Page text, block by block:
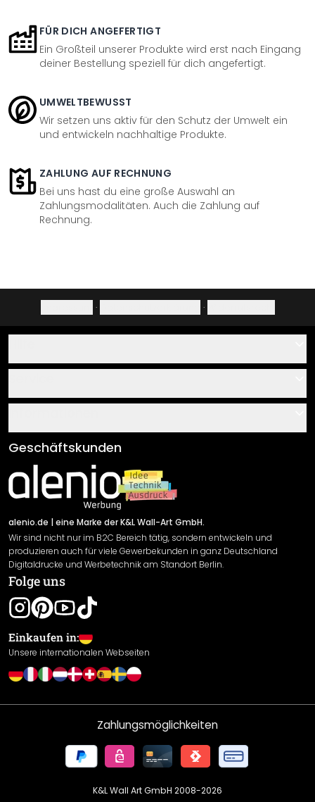
FÜR DICH ANGEFERTIGT
Ein Großteil unserer Produkte wird erst nach Eingang
deiner Bestellung speziell für dich angefertigt.
UMWELTBEWUSST
Wir setzen uns aktiv für den Schutz der Umwelt ein
und entwickeln nachhaltige Produkte.
ZAHLUNG AUF RECHNUNG
Bei uns hast du eine große Auswahl an
Zahlungsmodalitäten. Auch die Zahlung auf
Rechnung.
· ·
Über uns
Klebe- und Montageanleitungen
Newsletter An-/Abmeldung
Sendungsverfolgung
AGB
Impressum
Versand & Zahlung
Rücksendung
Widerrufsrecht
Datenschutzerklärung
Gewährleistung
Leistungserklärung / CE-Zeichen
Cookie Einstellungen
Geschäftskunden
alenio.de | eine Marke der K&L Wall-Art GmbH.
Wir sind nicht nur im B2C Bereich tätig, sondern entwickeln und
produzieren auch für viele Gewerbekunden in ganz Deutschland
Digitaldrucke und Werbetechnik am Standort Berlin.
Folge uns
Einkaufen in:
Unsere internationalen Webseiten
Zahlungsmöglichkeiten
K&L Wall Art GmbH 2008-2026